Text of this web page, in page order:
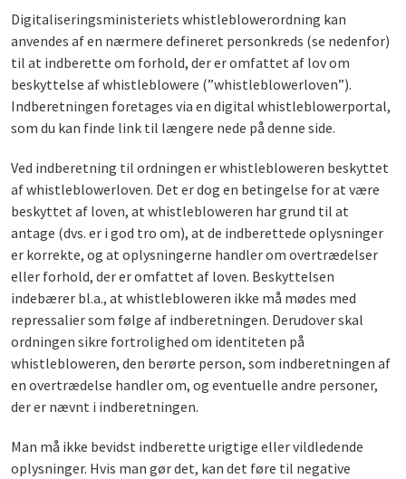
Digitaliseringsministeriets whistleblowerordning kan
anvendes af en nærmere defineret personkreds (se nedenfor)
til at indberette om forhold, der er omfattet af lov om
beskyttelse af whistleblowere (”whistleblowerloven”).
Indberetningen foretages via en digital whistleblowerportal,
som du kan finde link til længere nede på denne side.
Ved indberetning til ordningen er whistlebloweren beskyttet
af whistleblowerloven. Det er dog en betingelse for at være
beskyttet af loven, at whistlebloweren har grund til at
antage (dvs. er i god tro om), at de indberettede oplysninger
er korrekte, og at oplysningerne handler om overtrædelser
eller forhold, der er omfattet af loven. Beskyttelsen
indebærer bl.a., at whistlebloweren ikke må mødes med
repressalier som følge af indberetningen. Derudover skal
ordningen sikre fortrolighed om identiteten på
whistlebloweren, den berørte person, som indberetningen af
en overtrædelse handler om, og eventuelle andre personer,
der er nævnt i indberetningen.
Man må ikke bevidst indberette urigtige eller vildledende
oplysninger. Hvis man gør det, kan det føre til negative